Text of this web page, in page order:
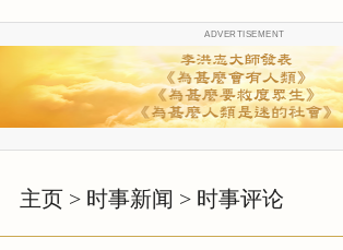
ADVERTISEMENT
主页 > 时事新闻 > 时事评论